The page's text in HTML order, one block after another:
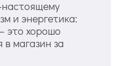
настоящему
и энергетика:
это хорошо
магазин за